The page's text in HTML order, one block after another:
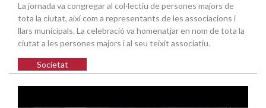
La jornada va congregar al col·lectiu de persones majors de
tota la ciutat, així com a representants de les associacions i
llars municipals. La celebració va homenatjar en nom de tota la
ciutat a les persones majors i al seu teixit associatiu.
Societat